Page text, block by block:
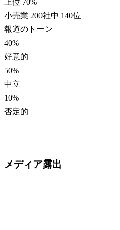
小売業 200社中 140位
報道のトーン
40%
好意的
50%
中立
10%
否定的
メディア露出